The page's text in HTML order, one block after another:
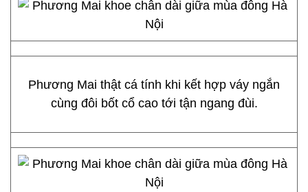
Phương Mai thật cá tính khi kết hợp váy ngắn
cùng đôi bốt cổ cao tới tận ngang đùi.